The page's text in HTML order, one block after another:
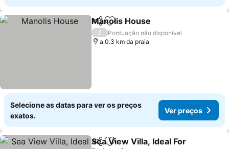
PartilharAdicionar aos favoritos
Manolis House
/
Pontuação não disponível
a 0.3 km da praia
Selecione as datas para ver os preços
exatos.
Ver preços
PartilharAdicionar aos favoritos
Sea View Villa, Ideal For